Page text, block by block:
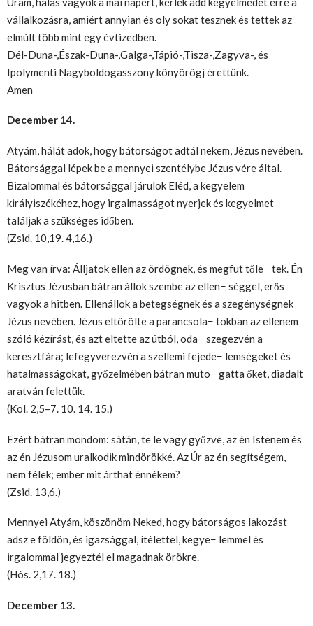
vállalkozásra, amiért annyian és oly sokat tesznek és tettek az
elmúlt több mint egy évtizedben.
Dél-Duna-,Észak-Duna-,Galga-,Tápió-,Tisza-,Zagyva-, és
Ipolymenti Nagyboldogasszony könyörögj érettünk.
Amen
December 14.
Atyám, hálát adok, hogy bátorságot adtál nekem, Jézus nevében.
Bátorsággal lépek be a mennyei szentélybe Jézus vére által.
Bizalommal és bátorsággal járulok Eléd, a kegyelem
királyiszékéhez, hogy irgalmasságot nyerjek és kegyelmet
találjak a szükséges időben.
(Zsid. 10,19. 4,16.)
Meg van írva: Álljatok ellen az ördögnek, és megfut tőle− tek. Én
Krisztus Jézusban bátran állok szembe az ellen− séggel, erős
vagyok a hitben. Ellenállok a betegségnek és a szegénységnek
Jézus nevében. Jézus eltörölte a parancsola− tokban az ellenem
szóló kézírást, és azt eltette az útból, oda− szegezvén a
keresztfára; lefegyverezvén a szellemi fejede− lemségeket és
hatalmasságokat, győzelmében bátran muto− gatta őket, diadalt
aratván felettük.
(Kol. 2,5–7. 10. 14. 15.)
Ezért bátran mondom: sátán, te le vagy győzve, az én Istenem és
az én Jézusom uralkodik mindörökké. Az Úr az én segítségem,
nem félek; ember mit árthat énnékem?
(Zsid. 13,6.)
Mennyei Atyám, köszönöm Neked, hogy bátorságos lakozást
adsz e földön, és igazsággal, ítélettel, kegye− lemmel és
irgalommal jegyeztél el magadnak örökre.
(Hós. 2,17. 18.)
December 13.